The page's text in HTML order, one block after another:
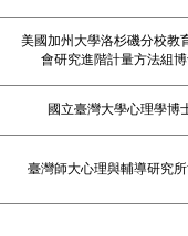
美國加州大學洛杉磯分校教
會研究進階計量方法組
國立臺灣大學心理學博
臺灣師大心理與輔導研究